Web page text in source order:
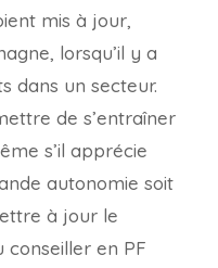
mis à jour,
lorsqu’il y a
dans un secteur.
de s’entraîner
s’il apprécie
autonomie soit
à jour le
conseiller en PF